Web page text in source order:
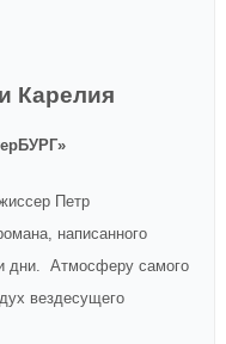
Карелия
Петр
написанного
дни. Атмосферу самого
вездесущего